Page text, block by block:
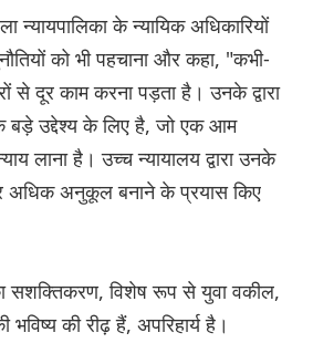
न्यायपालिका के न्यायिक अधिकारियों
को भी पहचाना और कहा, "कभी-
से दूर काम करना पड़ता है। उनके द्वारा
बड़े उद्देश्य के लिए है, जो एक आम
लाना है। उच्च न्यायालय द्वारा उनके
अधिक अनुकूल बनाने के प्रयास किए
सशक्तिकरण, विशेष रूप से युवा वकील,
भविष्य की रीढ़ हैं, अपरिहार्य है।